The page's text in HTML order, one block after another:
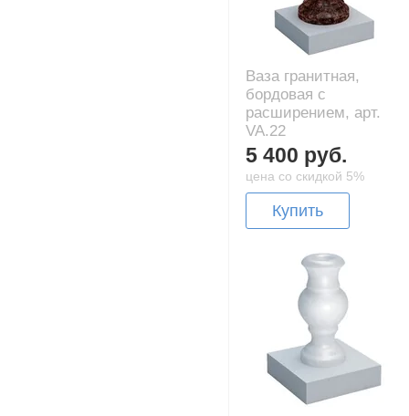
Ваза гранитная,
бордовая с
расширением, арт.
VA.22
5 400 руб.
цена со скидкой 5%
Купить